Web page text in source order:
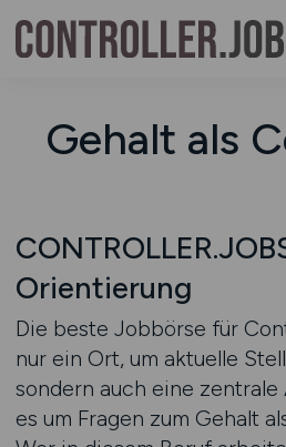
Gehalt als
Orientierung
Die beste Jobbörse für
nur ein Ort, um aktuelle
sondern auch eine zentrale
es um Fragen zum Gehalt